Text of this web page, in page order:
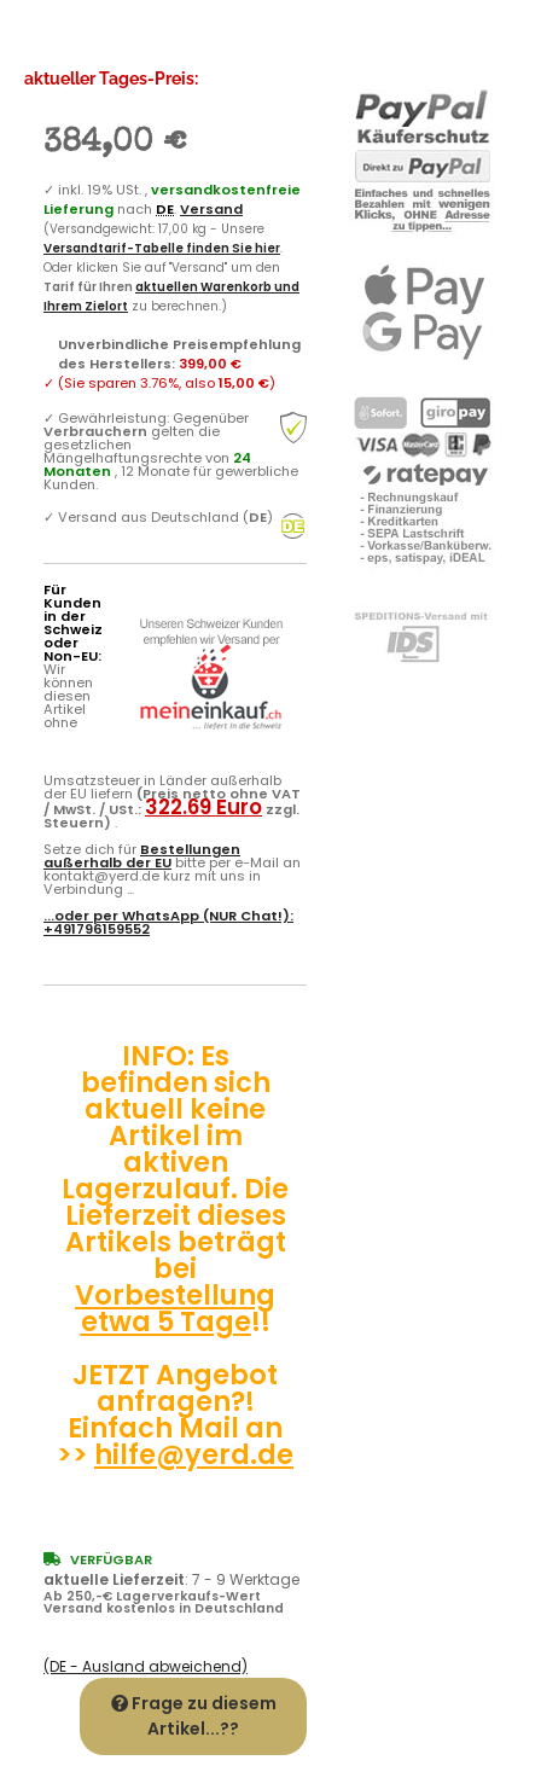
aktueller Tages-Preis:
384,00 €
✓ inkl. 19% USt. ,versandkostenfreie
Lieferung nach DE.Versand
(Versandgewicht: 17,00 kg - Unsere
Versandtarif-Tabelle finden Sie hier.
Oder klicken Sie auf "Versand" um den
Tarif für Ihren aktuellen Warenkorb und
Ihrem Zielort zu berechnen.)
Unverbindliche Preisempfehlung
des Herstellers: 399,00 €
✓ (Sie sparen 3.76%, also15,00 €)
✓ Gewährleistung: Gegenüber
Verbrauchern gelten die
gesetzlichen
Mängelhaftungsrechte von 24
Monaten , 12 Monate für gewerbliche
Kunden.
✓ Versand aus Deutschland (DE)
Für
Kunden
in der
Schweiz
oder
Non-EU:
Wir
können
diesen
Artikel
ohne
Umsatzsteuer in Länder außerhalb
der EU liefern (Preis netto ohne VAT
/ MwSt. / USt.:322.69 Euro zzgl.
Steuern) .
Setze dich für Bestellungen
außerhalb der EUbitte per e-Mail an
kontakt@yerd.de kurz mit uns in
Verbindung ...
...oder perWhatsApp (NUR Chat!):
+491796159552
INFO: Es
befinden sich
aktuell keine
Artikel im
aktiven
Lagerzulauf. Die
Lieferzeit dieses
Artikels beträgt
bei
Vorbestellung
etwa 5 Tage!!
JETZT Angebot
anfragen?!
Einfach Mail an
>> hilfe@yerd.de
VERFÜGBAR
aktuelle Lieferzeit: 7 - 9 Werktage
Ab 250,-€ Lagerverkaufs-Wert
Versand kostenlos in Deutschland
(DE - Ausland abweichend)
Frage zu diesem
Artikel...??